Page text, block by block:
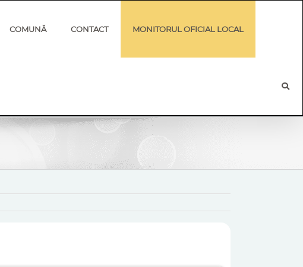
COMUNĂ CONTACT MONITORUL OFICIAL LOCAL